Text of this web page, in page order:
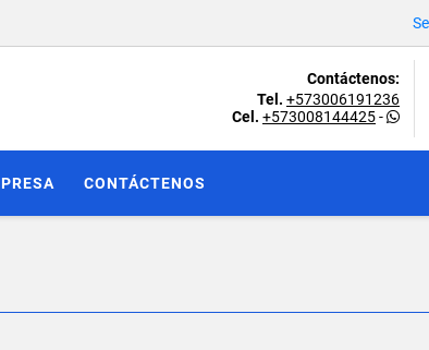
Contáctenos:
Tel. +573006191236
Cel. +573008144425-
CONTÁCTENOS